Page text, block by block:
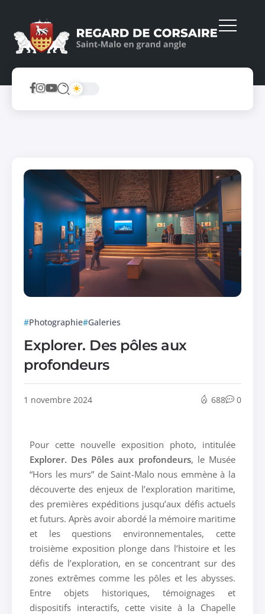
Photographie Galeries
Explorer. Des pôles aux
profondeurs
1 novembre 2024 688 0
Pour cette nouvelle exposition photo, intitulée
Explorer. Des Pôles aux profondeurs, le Musée
“Hors les murs” de Saint-Malo nous emmène à la
découverte des enjeux de l’exploration maritime,
des premières expéditions jusqu’aux défis actuels
et futurs. Après avoir abordé la mémoire maritime
et les questions environnementales, cette
troisième exposition plonge dans l’histoire et les
défis de l’exploration, en se concentrant sur des
zones extrêmes comme les pôles et les abysses.
Entre objets historiques, témoignages et
dispositifs interactifs, cette visite à la Chapelle